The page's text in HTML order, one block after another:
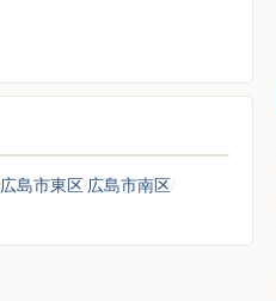
広島市東区 広島市南区